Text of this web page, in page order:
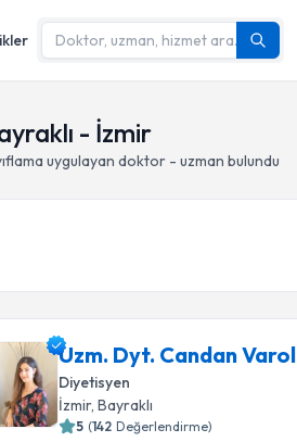
- İzmir
uygulayan doktor - uzman bulundu
Uzm. Dyt. Candan Varol
Diyetisyen
İzmir, Bayraklı
5 (142 Değerlendirme)